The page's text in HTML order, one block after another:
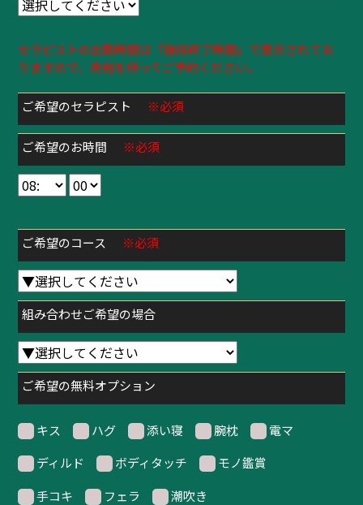
セラピストの出勤時間は『施術終了時間』で表示されてお
りますので、余裕を持ってご予約ください。
ご希望のセラピスト ※必須
ご希望のお時間 ※必須
ご希望のコース ※必須
組み合わせご希望の場合
ご希望の無料オプション
キス ハグ 添い寝 腕枕
電マ
ディルド
ボディタッチ
モノ鑑賞
手コキ
フェラ 潮吹き